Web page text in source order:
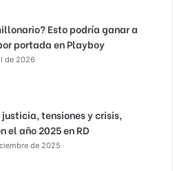
Esto podría ganar a
portada en Playboy
de 2026
tensiones y crisis,
el año 2025 en RD
de 2025